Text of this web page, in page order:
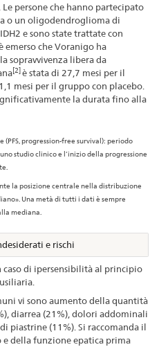
persone che hanno partecipato
o un oligodendroglioma di
e sono state trattate con
emerso che Voranigo ha
sopravvivenza libera da
[2]è stata di 27,7 mesi per il
mesi per il gruppo con placebo.
la durata fino alla
(PFS, progression-free survival): periodo
studio clinico e l’inizio della progressione
la posizione centrale nella distribuzione
Una metà di tutti i dati è sempre
mediana.
e rischi
caso di ipersensibilità al principio
vi sono aumento della quantità
diarrea (21%), dolori addominali
piastrine (11%). Si raccomanda il
della funzione epatica prima